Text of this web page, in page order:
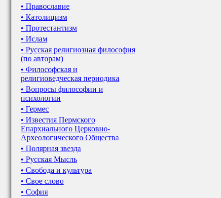
• Православие
• Католицизм
• Протестантизм
• Ислам
• Русская религиозная философия
(по авторам)
• Философская и
религиоведческая периодика
• Вопросы философии и
психологии
• Гермес
• Известия Пермского
Епархиального Церковно-
Археологического Общества
• Полярная звезда
• Русская Мысль
• Свобода и культура
• Свое слово
• София